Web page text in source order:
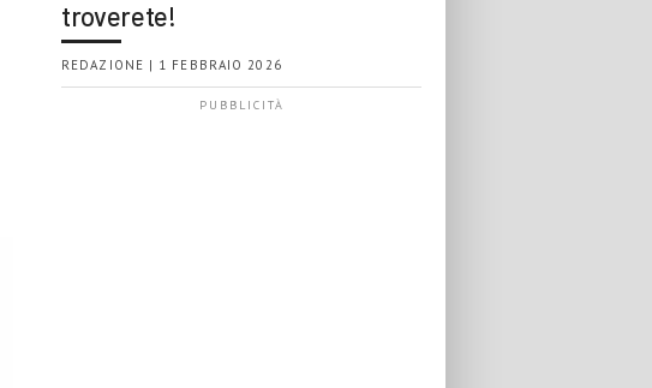
troverete!
REDAZIONE | 1 FEBBRAIO 2026